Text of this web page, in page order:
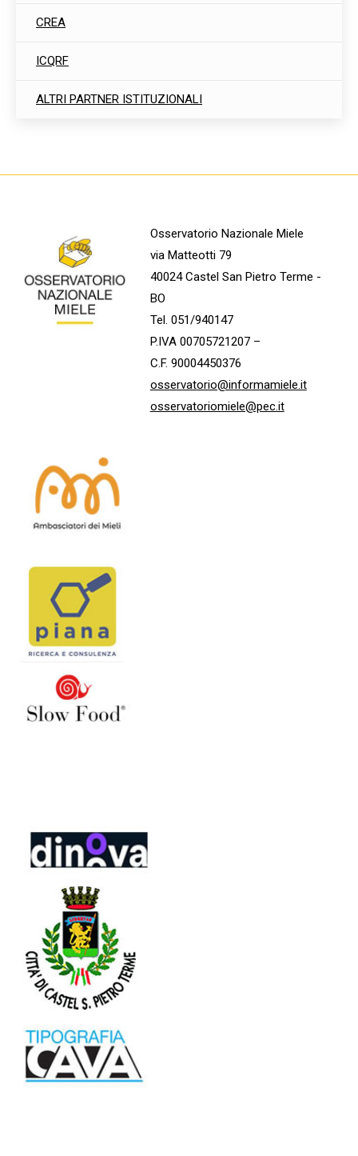
CREA
ICQRF
ALTRI PARTNER ISTITUZIONALI
Osservatorio Nazionale Miele
via Matteotti 79
40024 Castel San Pietro Terme -
BO
Tel. 051/940147
P.IVA 00705721207 –
C.F. 90004450376
osservatorio@informamiele.it
osservatoriomiele@pec.it